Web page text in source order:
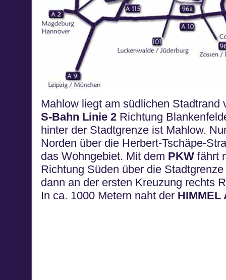
Mahlow liegt am südlichen Stadtrand
S-Bahn Linie 2 Richtung
hinter der Stadtgrenze ist Mahlow.
Norden über die Herbert-Tschäpe-
das Wohngebiet. Mit dem PKW fährt
Richtung Süden über die
dann an der ersten Kreuzung rechts
In ca. 1000 Metern naht der HIMMEL